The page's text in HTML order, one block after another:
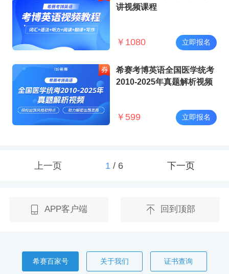
讲视频课程
￥ 1080 立即报名
希赛考博英语全国医学统考
2010-2025年真题解析视频
￥ 599 立即报名
上一页 1/ 6 下一页
APP客户端 回到顶部
希赛百家号 关于我们 证书查询